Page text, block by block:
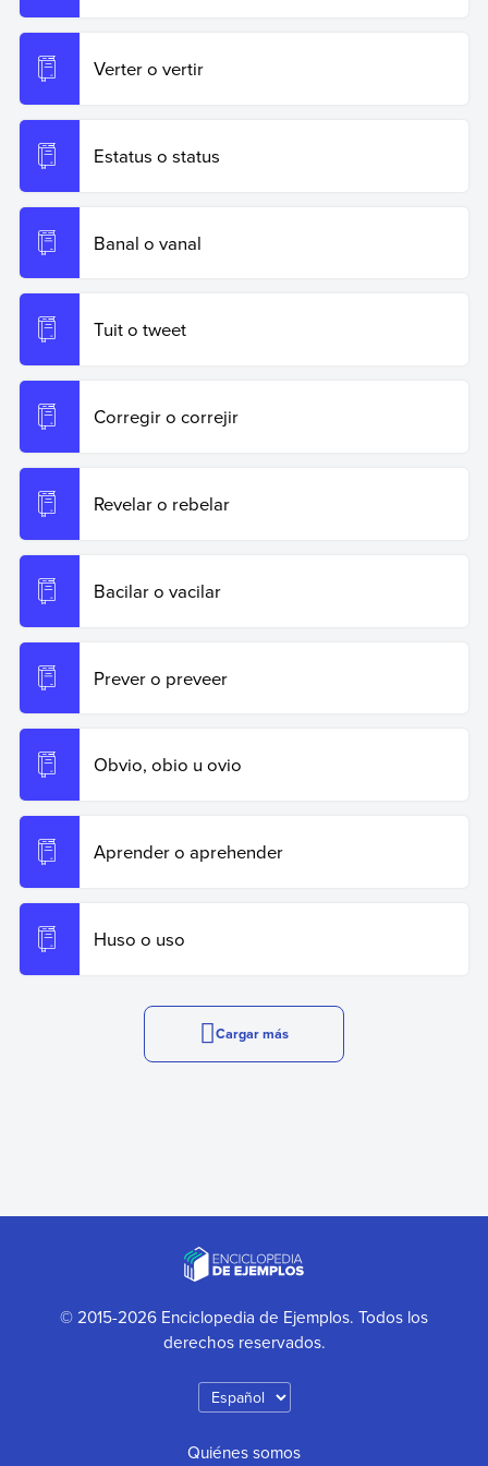
Verter o vertir
Estatus o status
Banal o vanal
Tuit o tweet
Corregir o correjir
Revelar o rebelar
Bacilar o vacilar
Prever o preveer
Obvio, obio u ovio
Aprender o aprehender
Huso o uso
Cargar más
© 2015-2026 Enciclopedia de Ejemplos. Todos los
derechos reservados.
Quiénes somos